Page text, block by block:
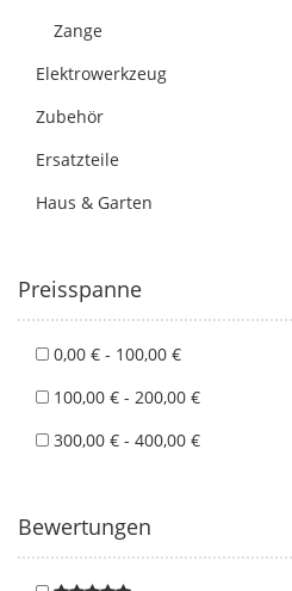
Zange
Elektrowerkzeug
Zubehör
Ersatzteile
Haus & Garten
Preisspanne
0,00 € - 100,00 €
100,00 € - 200,00 €
300,00 € - 400,00 €
Bewertungen